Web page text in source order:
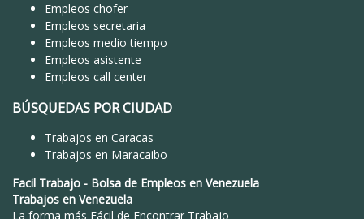
Empleos chofer
Empleos secretaria
Empleos medio tiempo
Empleos asistente
Empleos call center
BÚSQUEDAS POR CIUDAD
Trabajos en Caracas
Trabajos en Maracaibo
Facil Trabajo - Bolsa de Empleos en Venezuela
Trabajos en Venezuela
La forma más Fácil de Encontrar Trabajo